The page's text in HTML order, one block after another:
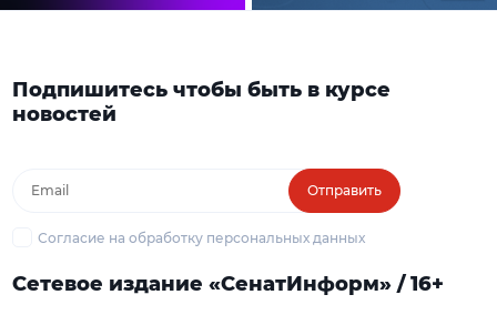
Подпишитесь чтобы быть в курсе
новостей
Отправить
Согласие на обработку персональных данных
Сетевое издание «СенатИнформ» / 16+